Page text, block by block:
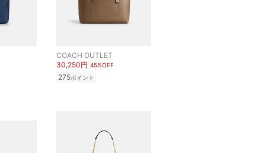
COACH OUTLET
30,250円 45%OFF
275ポイント